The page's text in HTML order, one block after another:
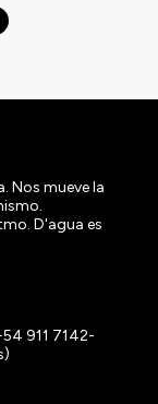
Nos mueve la
D'agua es
911 7142-